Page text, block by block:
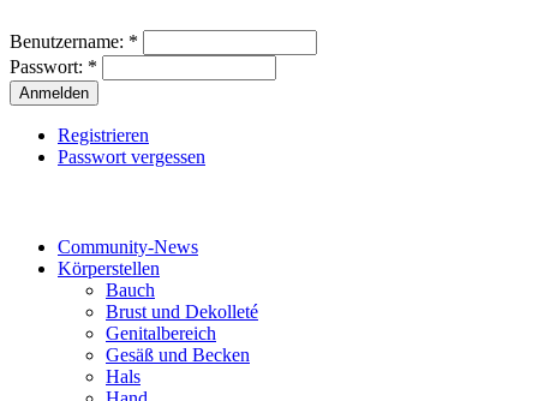
BESTE TATTOOS
NEUESTE TATTOOS
KOMMENTARE
FORUM
Benutzername: *
Passwort: *
Registrieren
Passwort vergessen
Community-News
Körperstellen
Bauch
Brust und Dekolleté
Genitalbereich
Gesäß und Becken
Hals